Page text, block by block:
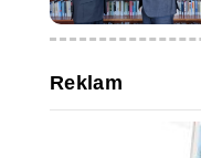
Reklam